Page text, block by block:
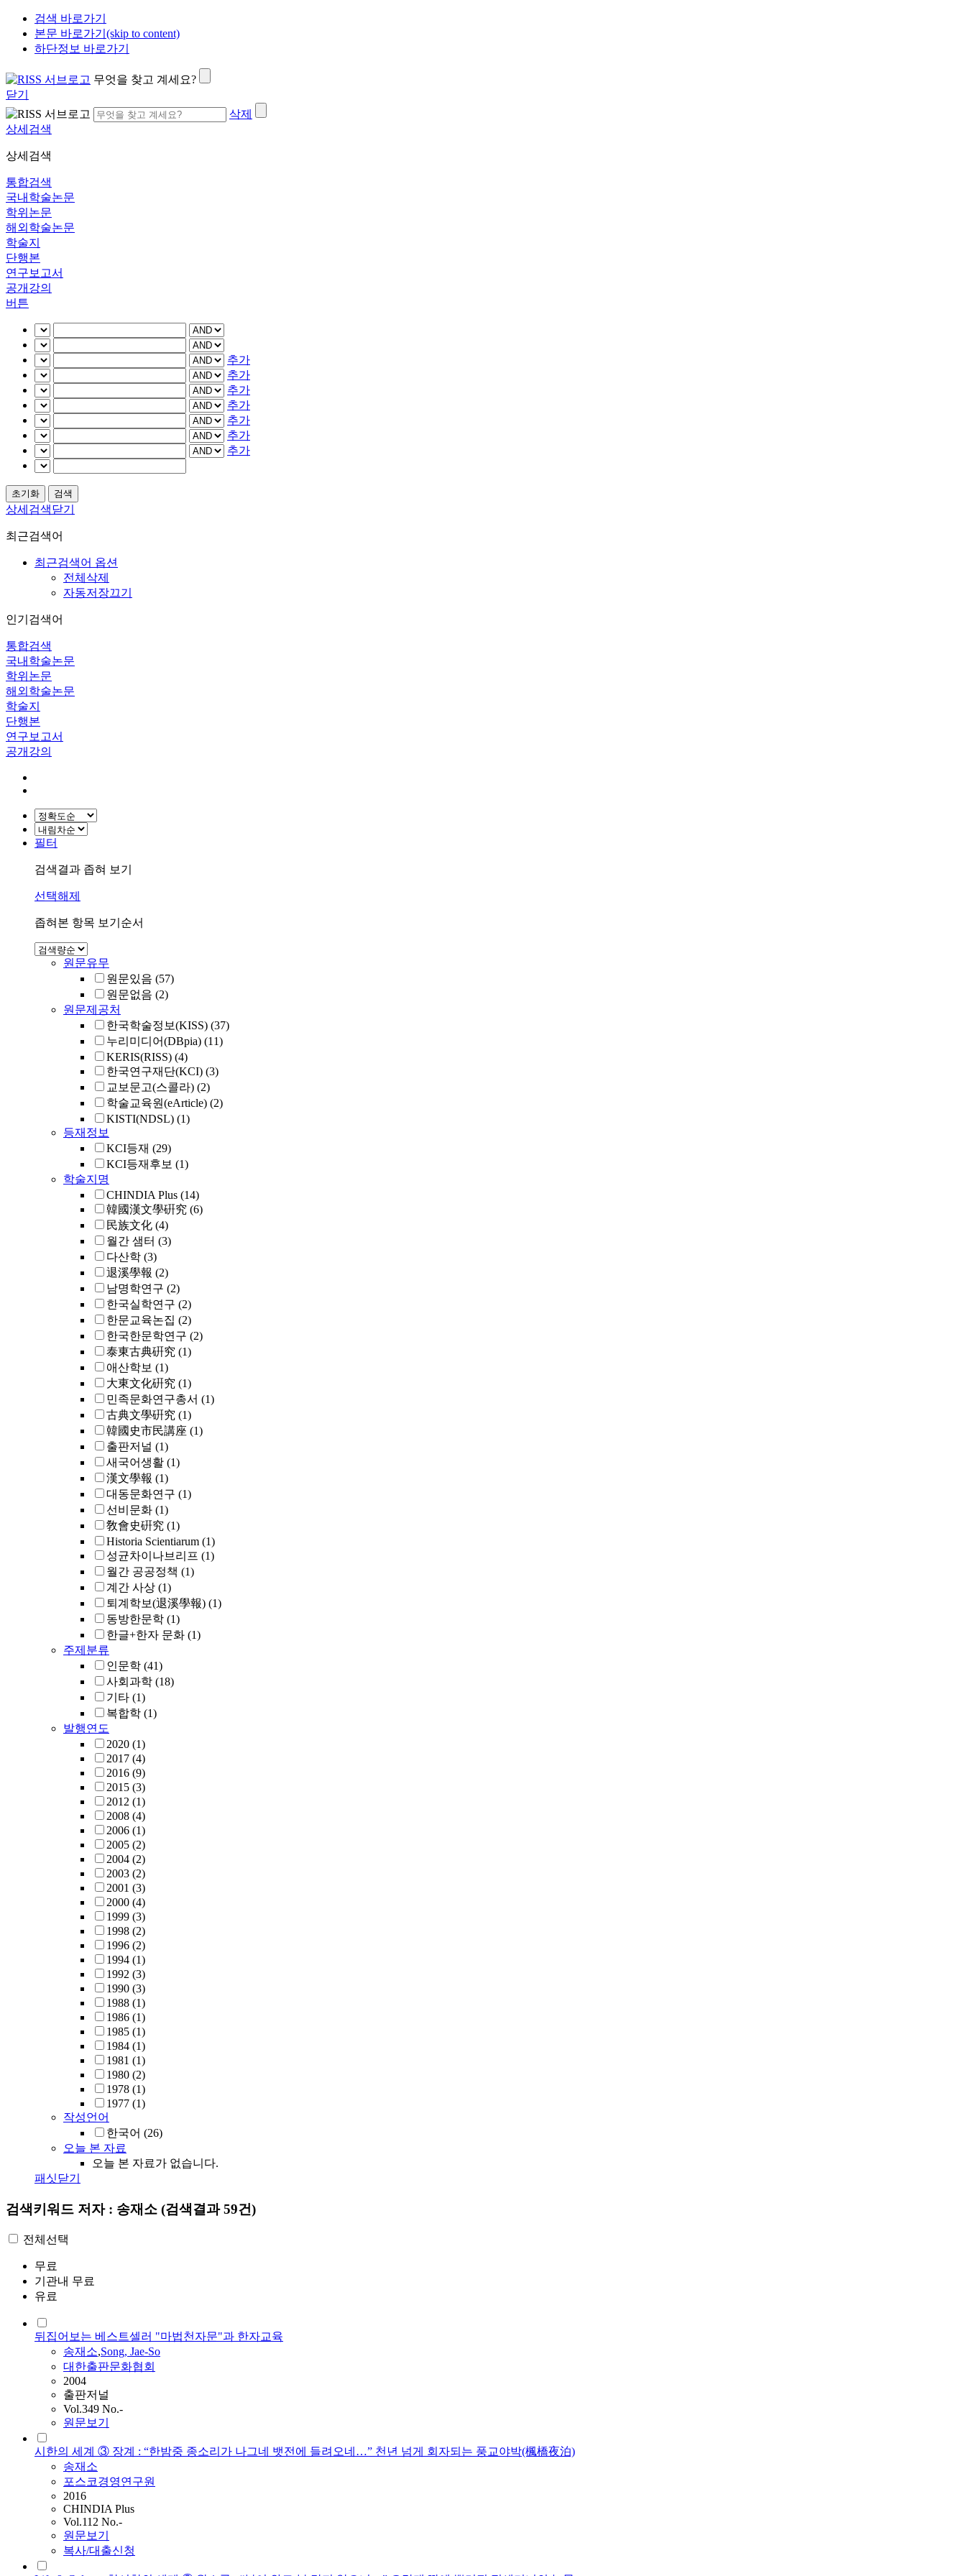
검색 바로가기
본문 바로가기(skip to content)
하단정보 바로가기
무엇을 찾고 계세요?
닫기
삭제
상세검색
상세검색
통합검색
국내학술논문
학위논문
해외학술논문
학술지
단행본
연구보고서
공개강의
버튼
추가
추가
추가
추가
추가
추가
추가
상세검색닫기
최근검색어
최근검색어 옵션
전체삭제
자동저장끄기
인기검색어
통합검색
국내학술논문
학위논문
해외학술논문
학술지
단행본
연구보고서
공개강의
필터
검색결과 좁혀 보기
선택해제
좁혀본 항목 보기순서
원문유무
원문있음 (57)
원문없음 (2)
원문제공처
한국학술정보(KISS) (37)
누리미디어(DBpia) (11)
KERIS(RISS) (4)
한국연구재단(KCI) (3)
교보문고(스콜라) (2)
학술교육원(eArticle) (2)
KISTI(NDSL) (1)
등재정보
KCI등재 (29)
KCI등재후보 (1)
학술지명
CHINDIA Plus (14)
韓國漢文學硏究 (6)
民族文化 (4)
월간 샘터 (3)
다산학 (3)
退溪學報 (2)
남명학연구 (2)
한국실학연구 (2)
한문교육논집 (2)
한국한문학연구 (2)
泰東古典硏究 (1)
애산학보 (1)
大東文化硏究 (1)
민족문화연구총서 (1)
古典文學硏究 (1)
韓國史市民講座 (1)
출판저널 (1)
새국어생활 (1)
漢文學報 (1)
대동문화연구 (1)
선비문화 (1)
敎會史硏究 (1)
Historia Scientiarum (1)
성균차이나브리프 (1)
월간 공공정책 (1)
계간 사상 (1)
퇴계학보(退溪學報) (1)
동방한문학 (1)
한글+한자 문화 (1)
주제분류
인문학 (41)
사회과학 (18)
기타 (1)
복합학 (1)
발행연도
2020 (1)
2017 (4)
2016 (9)
2015 (3)
2012 (1)
2008 (4)
2006 (1)
2005 (2)
2004 (2)
2003 (2)
2001 (3)
2000 (4)
1999 (3)
1998 (2)
1996 (2)
1994 (1)
1992 (3)
1990 (3)
1988 (1)
1986 (1)
1985 (1)
1984 (1)
1981 (1)
1980 (2)
1978 (1)
1977 (1)
작성언어
한국어 (26)
오늘 본 자료
오늘 본 자료가 없습니다.
패싯닫기
검색키워드 저자 : 송재소 (검색결과 59건)
전체선택
무료
기관내 무료
유료
뒤집어보는 베스트셀러 "마법천자문"과 한자교육
송재소,Song, Jae-So
대한출판문화협회
2004
출판저널
Vol.349 No.-
원문보기
시한의 세계 ③ 장계 : “한밤중 종소리가 나그네 뱃전에 들려오네…” 천년 넘게 회자되는 풍교야박(楓橋夜泊)
송재소
포스코경영연구원
2016
CHINDIA Plus
Vol.112 No.-
원문보기
복사/대출신청